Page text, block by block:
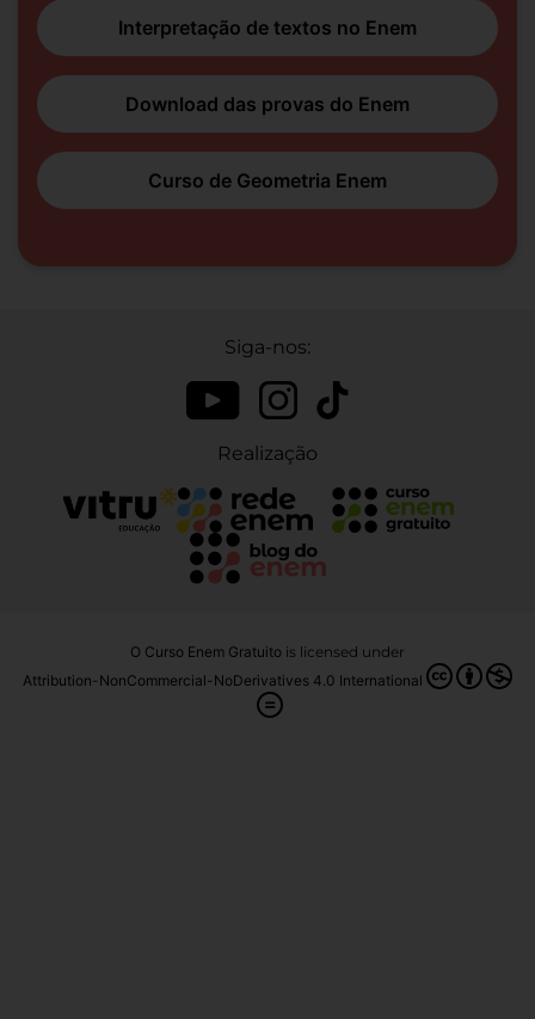
Interpretação de textos no Enem
Download das provas do Enem
Curso de Geometria Enem
Siga-nos:
Realização
O Curso Enem Gratuito is licensed under
Attribution-NonCommercial-NoDerivatives 4.0 International